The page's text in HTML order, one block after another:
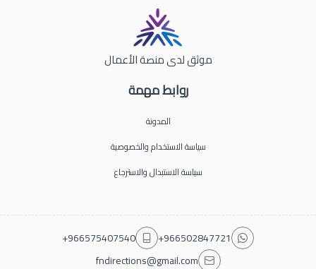
روابط مهمة
المدونة
سياسة الاستخدام والخصوصية
سياسة الاستبدال والاسترجاع
موثق لدى منصة الأعمال
+966502847721
+966575407540
fndirections@gmail.com